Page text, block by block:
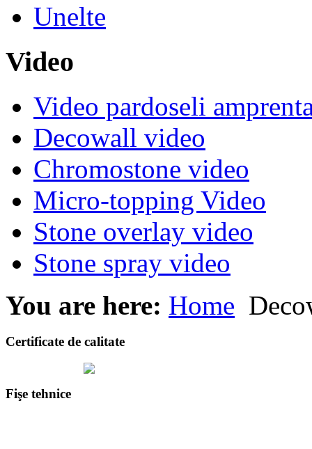
Unelte
Video
Video pardoseli
Decowall video
Chromostone video
Micro-topping Video
Stone overlay video
Stone spray video
You are here: Home
Certificate de calitate
Fişe tehnice